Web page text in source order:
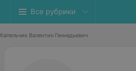
Все рубрики
Капельчик Валентин Геннадьевич